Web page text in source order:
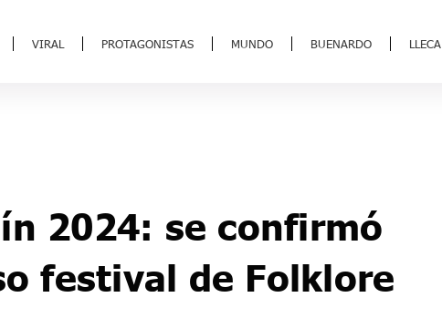
VIRAL PROTAGONISTAS MUNDO BUENARDO LLECA
2024: se confirmó
festival de Folklore